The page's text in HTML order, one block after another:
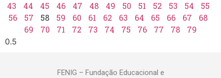
43
44 45 46 47 48 49 50 51 52 53 54
55
56
57 58 59 60 61 62 63 64 65 66 67
68
69
70 71 72 73 74 75 76 77 78 79
FENIG – Fundação Educacional e